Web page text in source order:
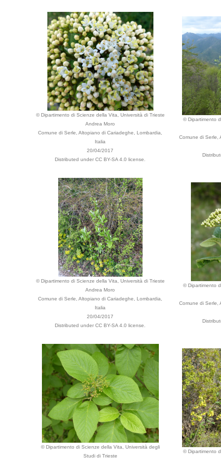
© Dipartimento di Scienze della Vita, Università di Trieste
Andrea Moro
Comune di Serle, Altopiano di Cariadeghe, Lombardia,
Italia
20/04/2017
Distributed under CC BY-SA 4.0 license.
© Dipartimento
Comune di Serle,
© Dipartimento di Scienze della Vita, Università di Trieste
Andrea Moro
Comune di Serle, Altopiano di Cariadeghe, Lombardia,
Italia
20/04/2017
Distributed under CC BY-SA 4.0 license.
© Dipartimento
Comune di Serle,
© Dipartimento di Scienze della Vita, Università degli
Studi di Trieste
© Dipartimento